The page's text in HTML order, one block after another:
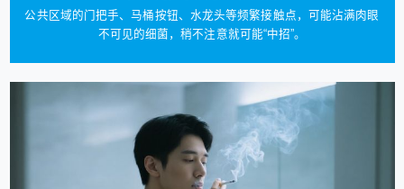
公共区域的门把手、马桶按钮、水龙头等频繁接触点，可能沾满肉眼
不可见的细菌，稍不注意就可能“中招”。